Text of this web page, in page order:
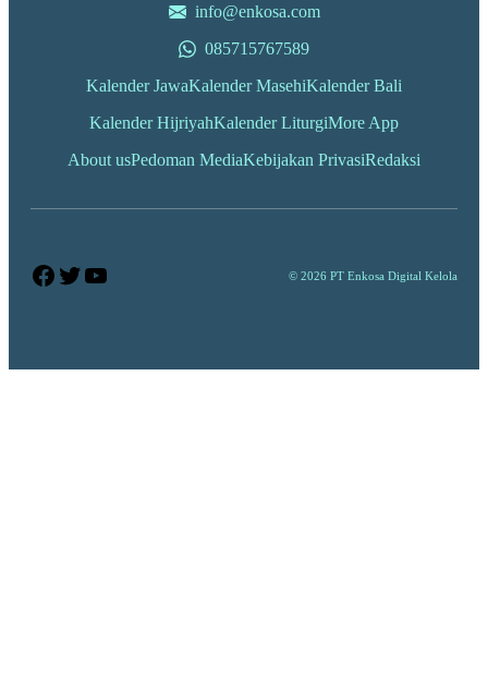
info@enkosa.com
085715767589
Kalender JawaKalender MasehiKalender Bali
Kalender HijriyahKalender LiturgiMore App
About usPedoman MediaKebijakan PrivasiRedaksi
Facebook
Twitter
YouTube © 2026 PT Enkosa Digital Kelola